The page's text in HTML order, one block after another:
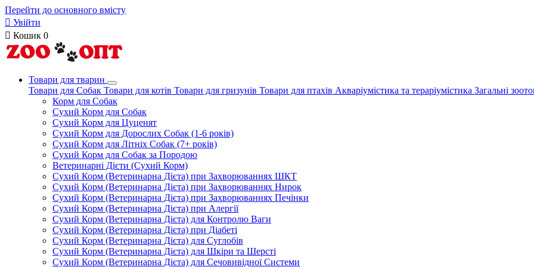
Перейти до основного вмісту
 Увійти
 Кошик 0
Товари для тварин
Товари для Собак Товари для котів Товари для гризунів Товари для птахів Акваріумістика та тераріумістика Загальні
Корм для Собак
Сухий Корм для Собак
Сухий Корм для Цуценят
Сухий Корм для Дорослих Собак (1-6 років)
Сухий Корм для Літніх Собак (7+ років)
Сухий Корм для Собак за Породою
Ветеринарні Дієти (Сухий Корм)
Сухий Корм (Ветеринарна Дієта) при Захворюваннях ШКТ
Сухий Корм (Ветеринарна Дієта) при Захворюваннях Нирок
Сухий Корм (Ветеринарна Дієта) при Захворюваннях Печінки
Сухий Корм (Ветеринарна Дієта) при Алергії
Сухий Корм (Ветеринарна Дієта) для Контролю Ваги
Сухий Корм (Ветеринарна Дієта) при Діабеті
Сухий Корм (Ветеринарна Дієта) для Суглобів
Сухий Корм (Ветеринарна Дієта) для Шкіри та Шерсті
Сухий Корм (Ветеринарна Дієта) для Сечовивідної Системи